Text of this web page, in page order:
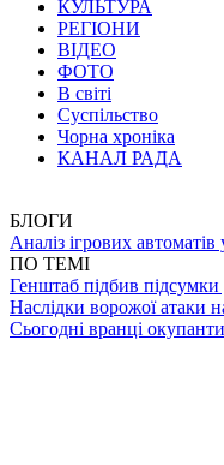
КУЛЬТУРА
РЕГІОНИ
ВІДЕО
ФОТО
В світі
Суспільство
Чорна хроніка
КАНАЛ РАДА
БЛОГИ
Аналіз ігрових
ПО ТЕМІ
Генштаб підбив підсумки
Наслідки ворожої атаки
Сьогодні вранці